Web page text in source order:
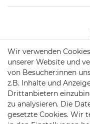
Mail:
Wir verwenden
unserer Website und
von Besucher:innen
z.B. Inhalte und
Drittanbietern
zu analysieren. Die
gesetzte Cookies. Wir